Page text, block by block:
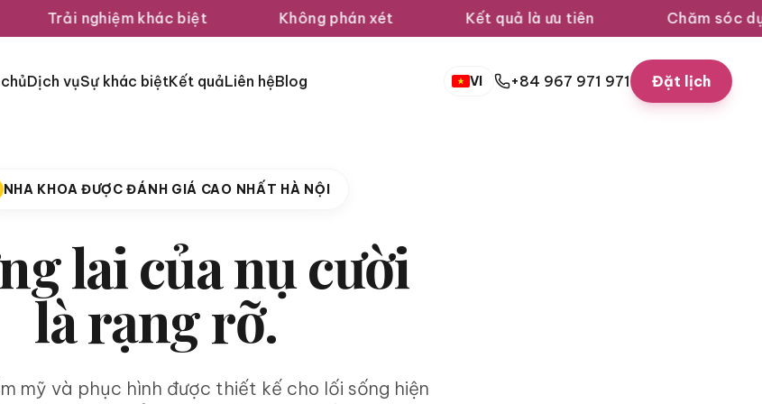
biệt Không phán xét Kết quả là ưu tiên Chăm sóc dựa trên khoa học
Dịch vụSự khác biệtKết quảLiên hệBlog VI +84 967 971 971 Đặt lịch
NHA KHOA ĐƯỢC ĐÁNH GIÁ CAO NHẤT HÀ NỘI
lai của nụ cười
là rạng rỡ.
mỹ và phục hình được thiết kế cho lối sống hiện